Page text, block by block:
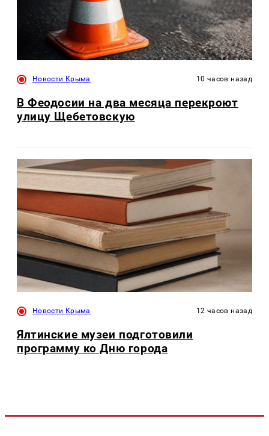
Новости Крыма 10 часов назад
В Феодосии на два месяца перекроют
улицу Щебетовскую
Новости Крыма 12 часов назад
Ялтинские музеи подготовили
программу ко Дню города